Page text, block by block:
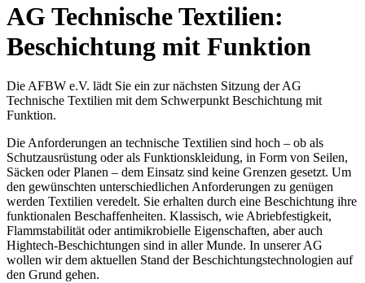
AG Technische Textilien:
Beschichtung mit Funktion
Die AFBW e.V. lädt Sie ein zur nächsten Sitzung der AG
Technische Textilien mit dem Schwerpunkt Beschichtung mit
Funktion.
Die Anforderungen an technische Textilien sind hoch – ob als
Schutzausrüstung oder als Funktionskleidung, in Form von Seilen,
Säcken oder Planen – dem Einsatz sind keine Grenzen gesetzt. Um
den gewünschten unterschiedlichen Anforderungen zu genügen
werden Textilien veredelt. Sie erhalten durch eine Beschichtung ihre
funktionalen Beschaffenheiten. Klassisch, wie Abriebfestigkeit,
Flammstabilität oder antimikrobielle Eigenschaften, aber auch
Hightech-Beschichtungen sind in aller Munde. In unserer AG
wollen wir dem aktuellen Stand der Beschichtungstechnologien auf
den Grund gehen.